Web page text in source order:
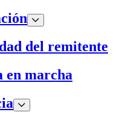
del remitente
en marcha